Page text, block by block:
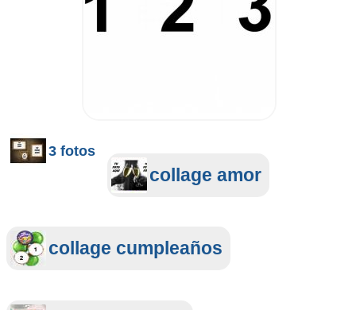
3 fotos
collage amor
collage cumpleaños